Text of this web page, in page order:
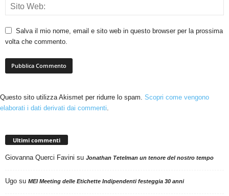
Salva il mio nome, email e sito web in questo browser per la prossima
volta che commento.
Questo sito utilizza Akismet per ridurre lo spam. Scopri come vengono
elaborati i dati derivati dai commenti.
Ultimi commenti
Giovanna Querci Favini su Jonathan Tetelman un tenore del nostro tempo
Ugo su MEI Meeting delle Etichette Indipendenti festeggia 30 anni